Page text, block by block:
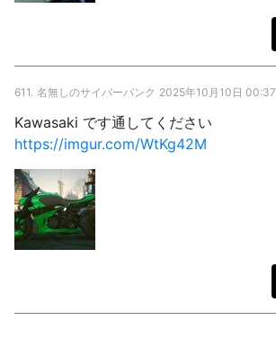
611. 名無しのサイバーパンク 2025年10月10日 00:37
Kawasaki です通してください
https://imgur.com/WtKg42M